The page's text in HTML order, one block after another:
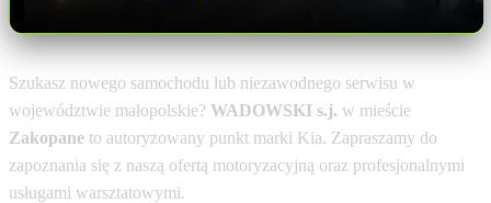
Szukasz nowego samochodu lub niezawodnego serwisu w
województwie małopolskie? WADOWSKI s.j. w mieście
Zakopane to autoryzowany punkt marki Kia. Zapraszamy do
zapoznania się z naszą ofertą motoryzacyjną oraz profesjonalnymi
usługami warsztatowymi.